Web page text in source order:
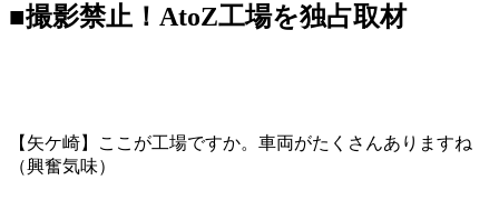
■撮影禁止！AtoZ工場を独占取材
【矢ケ崎】ここが工場ですか。車両がたくさんありますね
（興奮気味）